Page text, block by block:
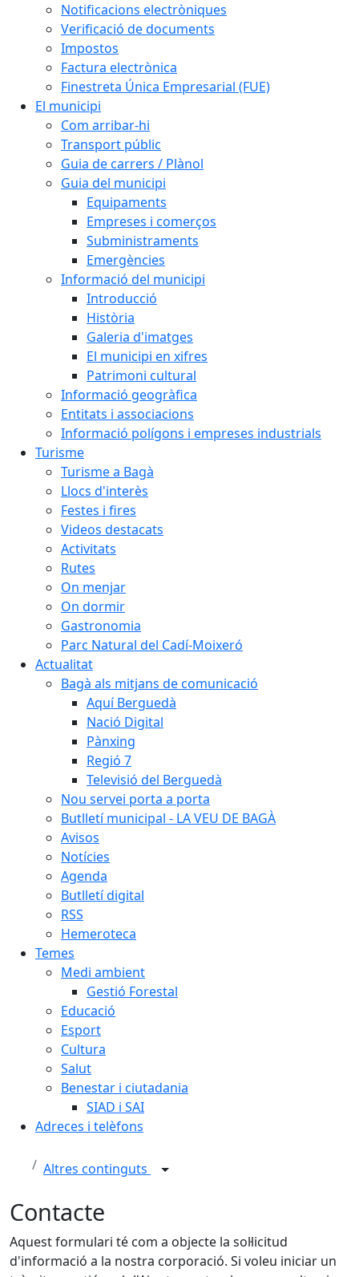
Notificacions electròniques
Verificació de documents
Impostos
Factura electrònica
Finestreta Única Empresarial (FUE)
El municipi
Com arribar-hi
Transport públic
Guia de carrers / Plànol
Guia del municipi
Equipaments
Empreses i comerços
Subministraments
Emergències
Informació del municipi
Introducció
Història
Galeria d'imatges
El municipi en xifres
Patrimoni cultural
Informació geogràfica
Entitats i associacions
Informació polígons i empreses industrials
Turisme
Turisme a Bagà
Llocs d'interès
Festes i fires
Videos destacats
Activitats
Rutes
On menjar
On dormir
Gastronomia
Parc Natural del Cadí-Moixeró
Actualitat
Bagà als mitjans de comunicació
Aquí Berguedà
Nació Digital
Pànxing
Regió 7
Televisió del Berguedà
Nou servei porta a porta
Butlletí municipal - LA VEU DE BAGÀ
Avisos
Notícies
Agenda
Butlletí digital
RSS
Hemeroteca
Temes
Medi ambient
Gestió Forestal
Educació
Esport
Cultura
Salut
Benestar i ciutadania
SIAD i SAI
Adreces i telèfons
Altres continguts
Contacte
Aquest formulari té com a objecte la sol·licitud
d'informació a la nostra corporació. Si voleu iniciar un